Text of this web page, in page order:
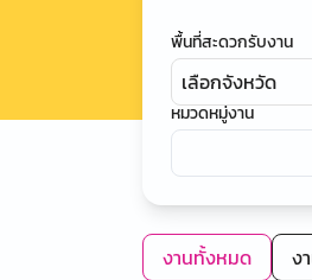
พื้นที่สะดวกรับงาน
เลือกจังหวัด
หมวดหมู่งาน
งานทั้งหมด ง